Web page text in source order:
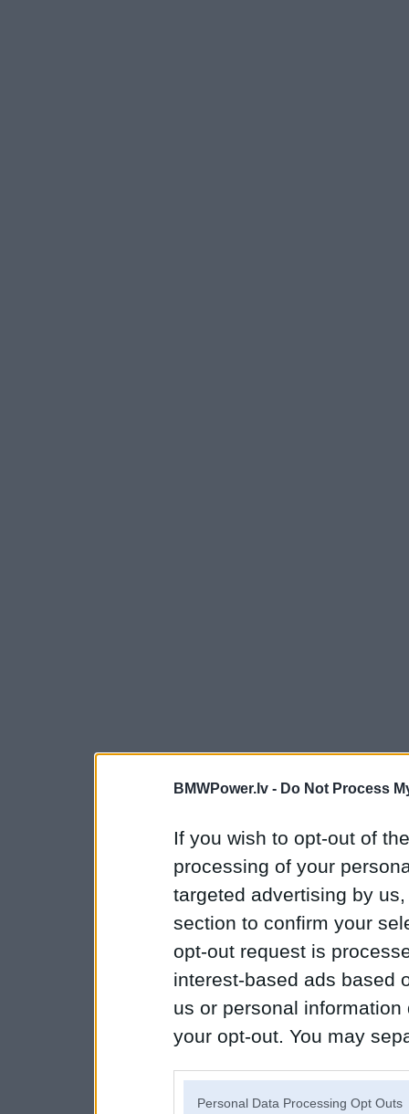
BMWPower.lv - Do Not Process
If you wish to opt-out of
processing of your
targeted advertising by
section to confirm your
opt-out request is
interest-based ads based
us or personal
your opt-out. You may
Personal Data Processing Opt Outs